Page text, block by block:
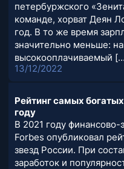
петербуржского
команде, хорват Деян
год. В то же время
значительно меньше:
высокооплачиваемый
13/12/2022
Рейтинг самых
году
В 2021 году
Forbes опубликовал
звезд России. При
заработок и